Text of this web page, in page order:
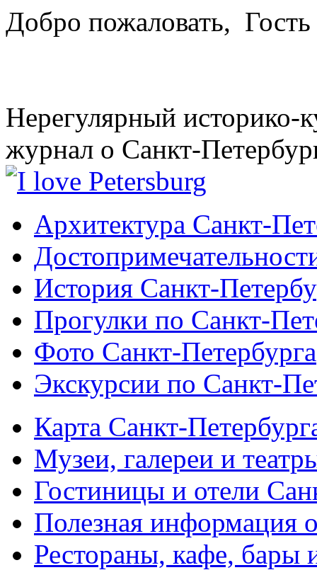
Добро пожаловать, Гость
Нерегулярный историко-
журнал о Санкт-
Архитектура Санкт-
История Санкт-
Прогулки по Санкт-
Фото Санкт-Петербурга
Экскурсии по Санкт-
Карта Санкт-
Музеи, галереи и
Гостиницы и отели
Полезная информация
Рестораны, кафе, бары